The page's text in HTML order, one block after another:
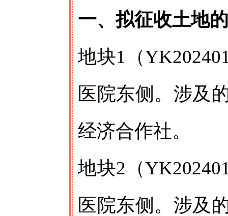
一、拟征收土地
地块1（
医院东侧。涉及
经济合作社。
地块2（
医院东侧。涉及